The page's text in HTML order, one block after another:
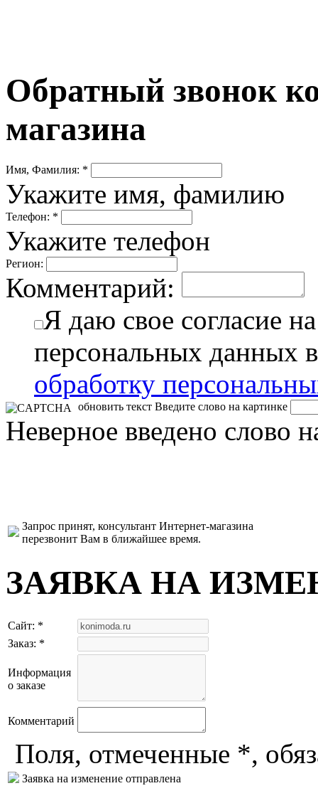
Обратный звонок
магазина
Имя, Фамилия: *
Укажите имя, фамилию
Телефон: *
Укажите телефон
Регион:
Комментарий:
Я даю свое согласие
персональных данных
обработку
обновить текст Введите слово на картинке
Неверное введено слово
Запрос принят, консультант Интернет-магазина
перезвонит Вам в ближайшее время.
ЗАЯВКА НА
Сайт: *
Заказ: *
Информация
о заказе
Комментарий
Поля, отмеченные *,
Заявка на изменение отправлена